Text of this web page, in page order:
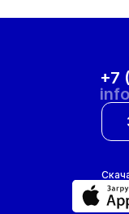
+7